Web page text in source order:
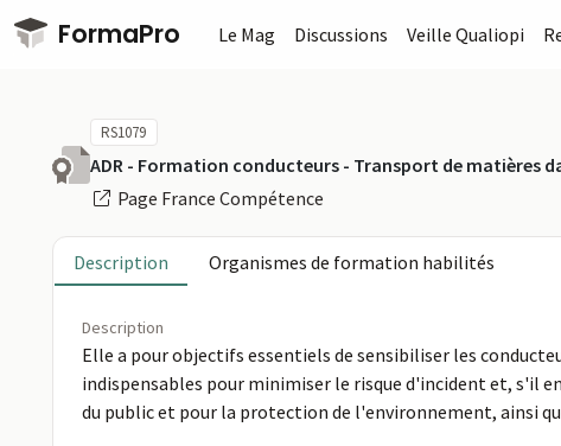
Passer au contenu principal
FormaPro Le Mag Discussions Veille Qualiopi
RS1079
ADR - Formation conducteurs - Transport de matières
Page France Compétence
Description Organismes de formation habilités
Description
Elle a pour objectifs essentiels de sensibiliser les
indispensables pour minimiser le risque d'incident et, s'il
du public et pour la protection de l'environnement, ainsi